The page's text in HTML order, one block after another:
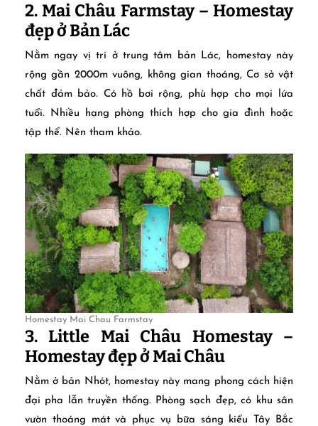
2. Mai Châu Farmstay – Homestay
đẹp ở Bản Lác
Nằm ngay vị trí ở trung tâm bản Lác, homestay này
rộng gần 2000m vuông, không gian thoáng, Cơ sở vật
chất đảm bảo. Có hồ bơi rộng, phù hợp cho mọi lứa
tuổi. Nhiều hạng phòng thích hợp cho gia đình hoặc
tập thể. Nên tham khảo.
Homestay Mai Chau Farmstay
3. Little Mai Châu Homestay –
Homestay đẹp ở Mai Châu
Nằm ở bản Nhót, homestay này mang phong cách hiện
đại pha lẫn truyền thống. Phòng sạch đẹp, có khu sân
vườn thoáng mát và phục vụ bữa sáng kiểu Tây Bắc